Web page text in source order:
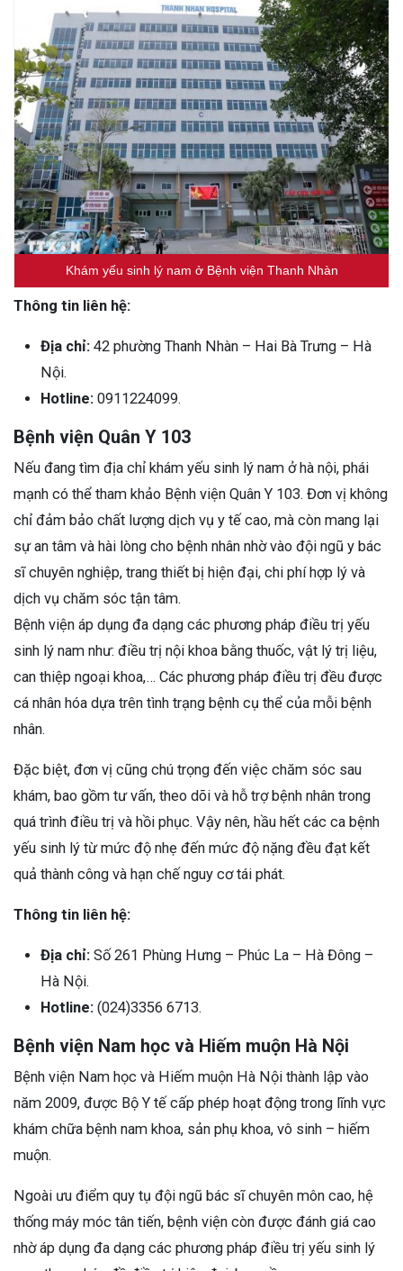
Khám yếu sinh lý nam ở Bệnh viện Thanh Nhàn
Thông tin liên hệ:
Địa chỉ: 42 phường Thanh Nhàn – Hai Bà Trưng – Hà
Nội.
Hotline: 0911224099.
Bệnh viện Quân Y 103
Nếu đang tìm địa chỉ khám yếu sinh lý nam ở hà nội, phái
mạnh có thể tham khảo Bệnh viện Quân Y 103. Đơn vị không
chỉ đảm bảo chất lượng dịch vụ y tế cao, mà còn mang lại
sự an tâm và hài lòng cho bệnh nhân nhờ vào đội ngũ y bác
sĩ chuyên nghiệp, trang thiết bị hiện đại, chi phí hợp lý và
dịch vụ chăm sóc tận tâm.
Bệnh viện áp dụng đa dạng các phương pháp điều trị yếu
sinh lý nam như: điều trị nội khoa bằng thuốc, vật lý trị liệu,
can thiệp ngoại khoa,… Các phương pháp điều trị đều được
cá nhân hóa dựa trên tình trạng bệnh cụ thể của mỗi bệnh
nhân.
Đặc biệt, đơn vị cũng chú trọng đến việc chăm sóc sau
khám, bao gồm tư vấn, theo dõi và hỗ trợ bệnh nhân trong
quá trình điều trị và hồi phục. Vậy nên, hầu hết các ca bệnh
yếu sinh lý từ mức độ nhẹ đến mức độ nặng đều đạt kết
quả thành công và hạn chế nguy cơ tái phát.
Thông tin liên hệ:
Địa chỉ: Số 261 Phùng Hưng – Phúc La – Hà Đông –
Hà Nội.
Hotline: (024)3356 6713.
Bệnh viện Nam học và Hiếm muộn Hà Nội
Bệnh viện Nam học và Hiếm muộn Hà Nội thành lập vào
năm 2009, được Bộ Y tế cấp phép hoạt động trong lĩnh vực
khám chữa bệnh nam khoa, sản phụ khoa, vô sinh – hiếm
muộn.
Ngoài ưu điểm quy tụ đội ngũ bác sĩ chuyên môn cao, hệ
thống máy móc tân tiến, bệnh viện còn được đánh giá cao
nhờ áp dụng đa dạng các phương pháp điều trị yếu sinh lý